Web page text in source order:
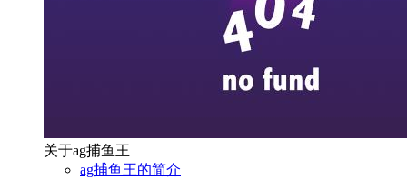
关于ag捕鱼王
ag捕鱼王的简介